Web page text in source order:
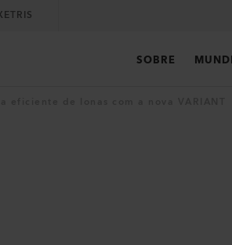
SOBRE